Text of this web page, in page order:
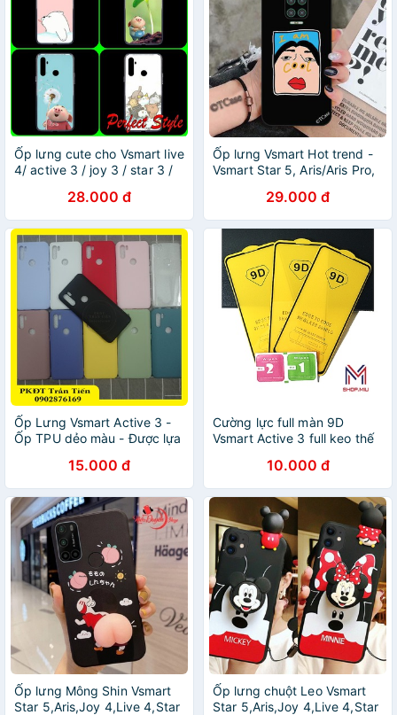
Ốp lưng cute cho Vsmart live
4/ active 3 / joy 3 / star 3 /
1 plus/ active 1 plus aris
28.000 đ
Ốp lưng Vsmart Hot trend -
Vsmart Star 5, Aris/Aris Pro,
Active 3, Star 3, Bee 3, Joy
3
29.000 đ
Ốp Lưng Vsmart Active 3 -
Ốp TPU dẻo màu - Được lựa
15.000 đ
Cường lực full màn 9D
Vsmart Active 3 full keo thế
10.000 đ
Ốp lưng Mông Shin Vsmart
Star 5,Aris,Joy 4,Live 4,Star
Ốp lưng chuột Leo Vsmart
Star 5,Aris,Joy 4,Live 4,Star